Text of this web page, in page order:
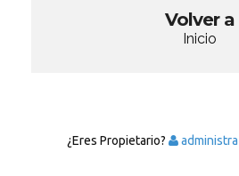
Volver a
Inicio
¿Eres Propietario?